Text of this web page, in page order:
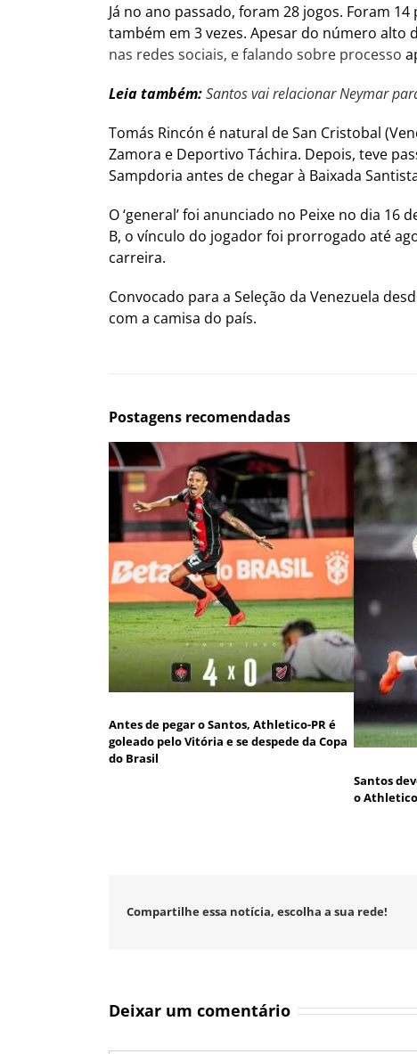
Já no ano passado, foram 28 jogos. Foram
também em 3 vezes. Apesar do número alto
nas redes sociais, e falando sobre processo
Leia também:Santos vai relacionar Neymar
Tomás Rincón é natural de San Cristobal
Zamora e Deportivo Táchira. Depois, teve
Sampdoria antes de chegar à Baixada
O ‘general’ foi anunciado no Peixe no dia 16
B, o vínculo do jogador foi prorrogado até
carreira.
Convocado para a Seleção da Venezuela
com a camisa do país.
Postagens recomendadas
Antes de pegar o Santos, Athletico-PR é
goleado pelo Vitória e se despede da Copa
do Brasil
Santos
o
Compartilhe essa notícia, escolha a sua rede!
Deixar um comentário